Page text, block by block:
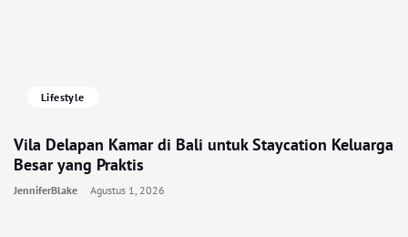
Lifestyle
Vila Delapan Kamar di Bali untuk Staycation Keluarga
Besar yang Praktis
JenniferBlake Agustus 1, 2026